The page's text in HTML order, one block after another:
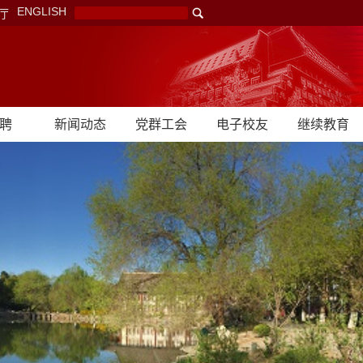
ENGLISH
新闻动态 党群工会 电子校友 继续教育